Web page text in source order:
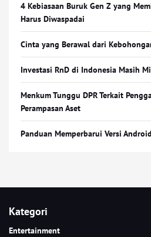
4 Kebiasaan Buruk Gen Z yang
Harus Diwaspadai
Cinta yang Berawal dari
Investasi RnD di Indonesia Masih
Menkum Tunggu DPR Terkait
Perampasan Aset
Panduan Memperbarui Versi
Kategori
Entertainment